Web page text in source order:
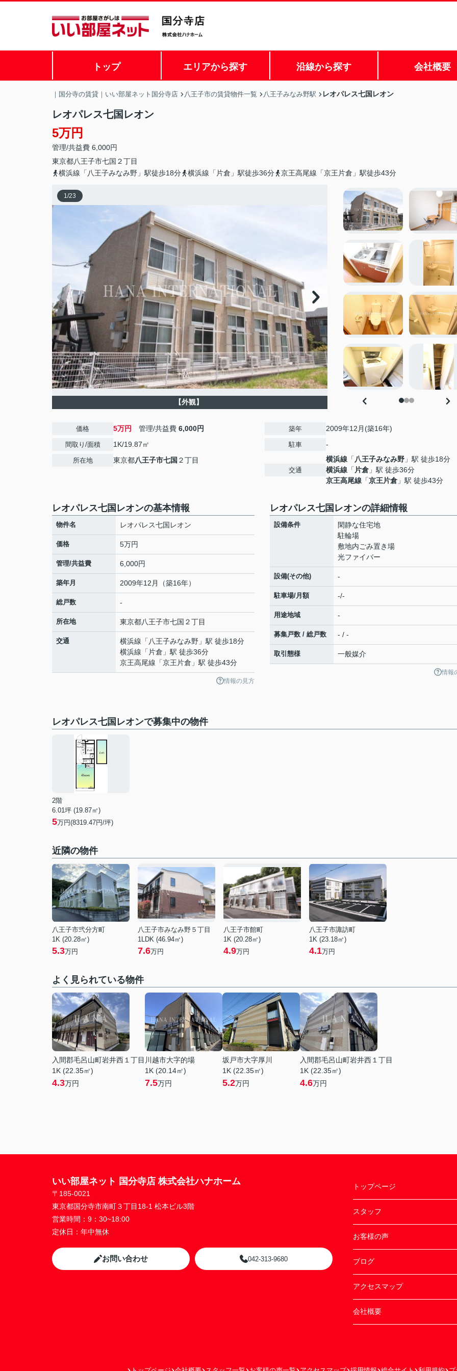
トップ エリアから探す 沿線から探す 会社概要
｜国分寺の賃貸｜いい部屋ネット国分寺店 八王子市の賃貸物件一覧 八王子みなみ野駅 レオパレス七国レオン
レオパレス七国レオン
5万円
管理/共益費 6,000円
東京都八王子市七国 ２丁目
横浜線「八王子みなみ野」駅徒歩18分
横浜線「片倉」駅徒歩36分 京王高尾線「京王片倉」駅徒歩43分
1/23
【外観】
価格 5万円 管理/共益費 6,000円
間取り/面積 1K/19.87㎡
所在地 東京都八王子市七国 ２丁目
築年 2009年12月(築16年)
駐車 -
交通
横浜線 「 八王子みなみ野 」駅 徒歩18分
横浜線 「 片倉 」駅 徒歩36分
京王高尾線 「京王片倉 」駅 徒歩43分
レオパレス七国レオンの基本情報
物件名 レオパレス七国レオン
価格 5万円
管理/共益費 6,000円
築年月 2009年12月（築16年）
総戸数 -
所在地 東京都八王子市七国 ２丁目
交通 横浜線 「 八王子みなみ野 」駅 徒歩18分
横浜線 「 片倉 」駅 徒歩36分
京王高尾線 「京王片倉 」駅 徒歩43分
情報の見方
レオパレス七国レオンの詳細情報
設備条件
閑静な住宅地
駐輪場
敷地内ごみ置き場
光ファイバー
設備(その他) -
駐車場/月額 -/-
用途地域 -
募集戸数 / 総戸数 - / -
取引態様 一般媒介
情報
レオパレス七国レオンで募集中の物件
2階
6.01坪 (19.87㎡)
5万円(8319.47円/坪)
近隣の物件
八王子市弐分方町
1K (20.28㎡)
5.3万円
八王子市みなみ野５丁目
1LDK (46.94㎡)
7.6万円
八王子市館町
1K (20.28㎡)
4.9万円
八王子市諏訪町
1K (23.18㎡)
4.1万円
よく見られている物件
入間郡毛呂山町岩井西１丁目
1K (22.35㎡)
4.3万円
川越市大字的場
1K (20.14㎡)
7.5万円
坂戸市大字厚川
1K (22.35㎡)
5.2万円
入間郡毛呂山町岩井西１丁目
1K (22.35㎡)
4.6万円
いい部屋ネット 国分寺店 株式会社ハナホーム
〒185-0021
東京都国分寺市南町３丁目18-1 松本ビル3階
営業時間： 9：30~18:00
定休日： 年中無休
お問い合わせ 042-313-9680
トップページ
スタッフ
お客様の声
ブログ
アクセスマップ
会社概要